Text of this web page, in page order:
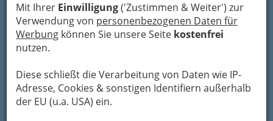
Mit Ihrer Einwilligung('Zustimmen & Weiter') zur
Verwendung von personenbezogenen Daten für
Werbung können Sie unsere Seite kostenfrei
nutzen.
Diese schließt die Verarbeitung von Daten wie IP-
Adresse, Cookies & sonstigen Identifiern außerhalb
der EU (u.a. USA) ein.
Bezirksauswahl
Alle Bezirke
Immobilientreuhandkanzlei Karin
Zwach
Klosterwiesgasse 64, 8010